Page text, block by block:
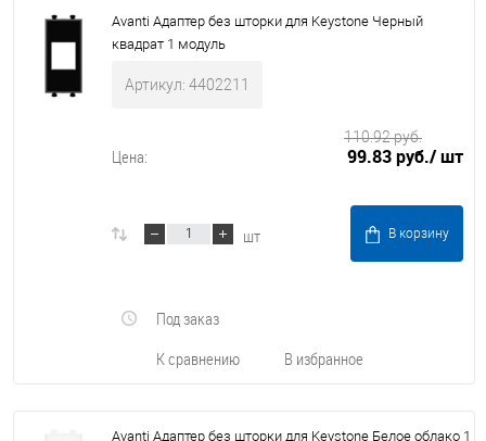
Avanti Адаптер без шторки для Keystone Черный
квадрат 1 модуль
Артикул: 4402211
Цена: 99.83 руб./ шт
110.92 руб.
шт В корзину
К сравнению В избранное
Под заказ
Avanti Адаптер без шторки для Keystone Белое облако 1